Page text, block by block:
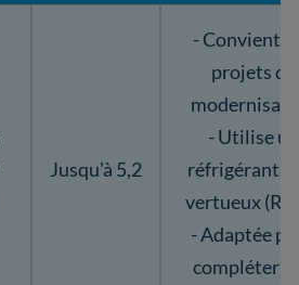
Jusqu'à 5,2
- Convient
projets de
- Utilise un
réfrigérant
vertueux
- Adaptée
compléter